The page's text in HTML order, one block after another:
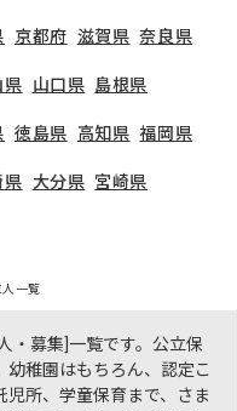
京都府 滋賀県 奈良県
県 山口県 島根県
徳島県 高知県 福岡県
県 大分県 宮崎県
人一覧
・募集]一覧です。公立保
幼稚園はもちろん、認定こ
児所、学童保育まで、さま